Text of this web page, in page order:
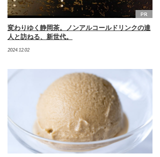
PR
変わりゆく静岡茶。ノンアルコールドリンクの達
人と訪ねる、新世代。
2024.12.02